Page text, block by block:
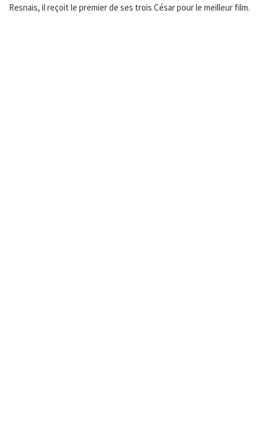
Resnais, il reçoit le premier de ses trois César pour le meilleur film.